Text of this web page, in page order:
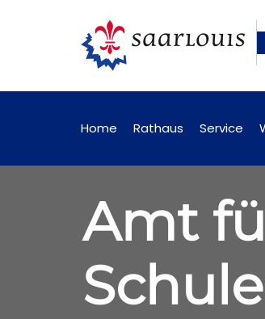
künftig online abrufbar
Home Rathaus Service
Amt